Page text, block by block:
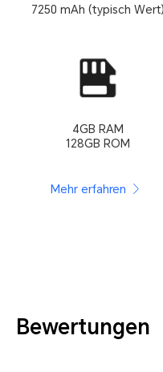
7250 mAh (typisch Wert)
4GB RAM
128GB ROM
Mehr erfahren
Bewertungen